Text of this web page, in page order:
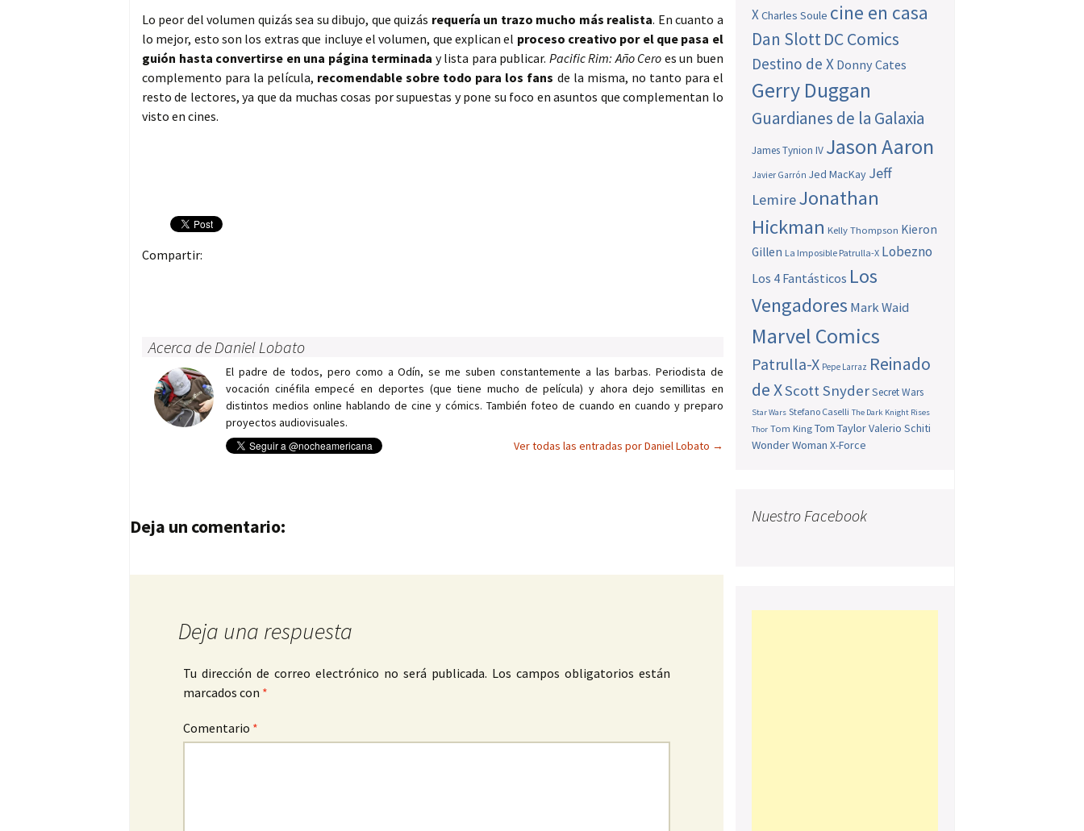
Lo peor del volumen quizás sea su dibujo, que quizás requería un trazo mucho más realista. En cuanto a
lo mejor, esto son los extras que incluye el volumen, que explican el proceso creativo por el que pasa el
guión hasta convertirse en una página terminada y lista para publicar. Pacific Rim: Año Cero es un buen
complemento para la película, recomendable sobre todo para los fans de la misma, no tanto para el
resto de lectores, ya que da muchas cosas por supuestas y pone su foco en asuntos que complementan lo
visto en cines.
Compartir:
Acerca de Daniel Lobato
El padre de todos, pero como a Odín, se me suben constantemente a las barbas. Periodista de
vocación cinéfila empecé en deportes (que tiene mucho de película) y ahora dejo semillitas en
distintos medios online hablando de cine y cómics. También foteo de cuando en cuando y preparo
proyectos audiovisuales.
Ver todas las entradas por Daniel Lobato →
Navegación de entradas
Deja un comentario:
Deja una respuesta
Tu dirección de correo electrónico no será publicada. Los campos obligatorios están
marcados con *
Comentario *
XCharles Soule cine en casa
Dan SlottDC Comics
Destino de X Donny Cates
Gerry Duggan
Guardianes de la Galaxia
James Tynion IV Jason Aaron
Javier Garrón Jed MacKay Jeff
LemireJonathan
Hickman Kelly Thompson Kieron
Gillen La Imposible Patrulla-X Lobezno
Los 4 Fantásticos Los
Vengadores Mark Waid
Marvel Comics
Patrulla-X Pepe Larraz Reinado
de XScott SnyderSecret Wars
Star Wars Stefano Caselli The Dark Knight Rises
Thor Tom King Tom TaylorValerio Schiti
Wonder Woman X-Force
Nuestro Facebook